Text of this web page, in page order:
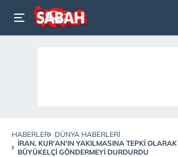
HABERLER
DÜNYA HABERLERI
İRAN, KUR'AN'IN YAKILMASINA TEPKI OLARAK
BÜYÜKELÇI GÖNDERMEYI DURDURDU